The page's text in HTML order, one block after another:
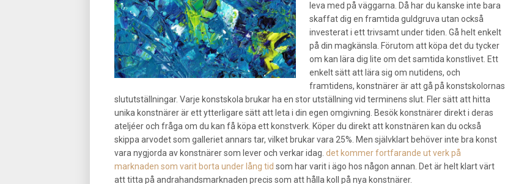
leva med på väggarna. Då har du kanske inte bara
skaffat dig en framtida guldgruva utan också
investerat i ett trivsamt under tiden. Gå helt enkelt
på din magkänsla. Förutom att köpa det du tycker
om kan lära dig lite om det samtida konstlivet. Ett
enkelt sätt att lära sig om nutidens, och
framtidens, konstnärer är att gå på konstskolornas
slututställningar. Varje konstskola brukar ha en stor utställning vid terminens slut. Fler sätt att hitta
unika konstnärer är ett ytterligare sätt att leta i din egen omgivning. Besök konstnärer direkt i deras
ateljéer och fråga om du kan få köpa ett konstverk. Köper du direkt att konstnären kan du också
skippa arvodet som galleriet annars tar, vilket brukar vara 25%. Men självklart behöver inte bra konst
vara nygjorda av konstnärer som lever och verkar idag. det kommer fortfarande ut verk på
marknaden som varit borta under lång tid som har varit i ägo hos någon annan. Det är helt klart värt
att titta på andrahandsmarknaden precis som att hålla koll på nya konstnärer.